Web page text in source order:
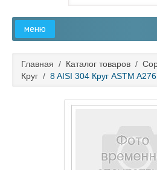
меню
О компании
Каталог товаров
Главная / Каталог товаров /
Круг / 8 AISI 304 Круг ASTM